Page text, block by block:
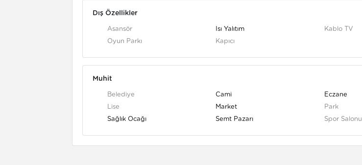
Dış Özellikler
Asansör Isı Yalıtım Kablo TV
Oyun Parkı
Kapıcı
Muhit
Belediye Cami Eczane
Lise
Market Park
Sağlık Ocağı
Semt Pazarı Spor Salonu